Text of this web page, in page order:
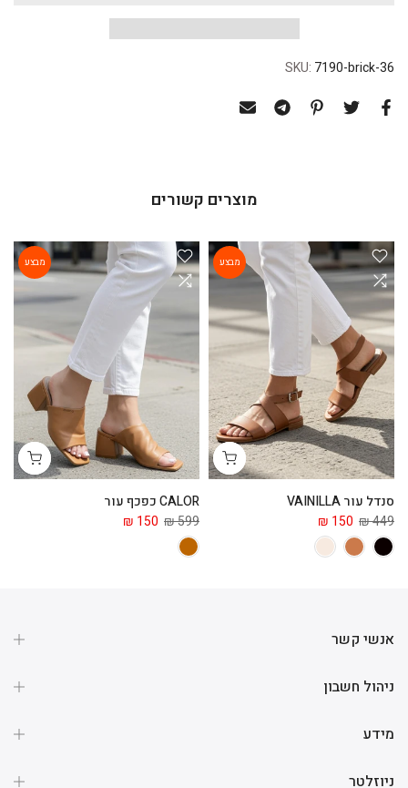
SKU: 7190-brick-36
מוצרים קשורים
מבצע
סנדל עור VAINILLA
449 ₪
150 ₪
מבצע
CALOR כפכף עור
599 ₪
150 ₪
אנשי קשר
ניהול חשבון
מידע
ניוזלטר